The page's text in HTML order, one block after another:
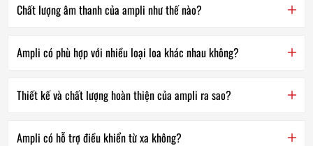
Chất lượng âm thanh của ampli như thế nào?
Ampli có phù hợp với nhiều loại loa khác nhau không?
Thiết kế và chất lượng hoàn thiện của ampli ra sao?
Ampli có hỗ trợ điều khiển từ xa không?